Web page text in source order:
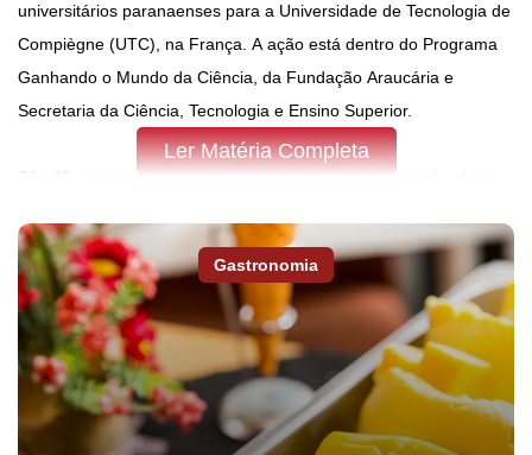
universitários paranaenses para a Universidade de Tecnologia de
Compiègne (UTC), na França. A ação está dentro do Programa
Ganhando o Mundo da Ciência, da Fundação Araucária e
Secretaria da Ciência, Tecnologia e Ensino Superior.
São 46 vagas para estudantes de graduação e mestrado, duas
vão até o dia 1 de maio para o primeiro ciclo e entre 1 de
setembro e 1 de novembro para o chamado semestre primavera.
Podem participar alunos matriculado integralmente em uma
universidade do Estado do Paraná credenciada e ter uma média
mínima de 80/100 no índice de desempenho acadêmico.
O Programa Ganhando o Mundo da Ciência tem como objetivo
Ler Matéria Completa
Gastronomia